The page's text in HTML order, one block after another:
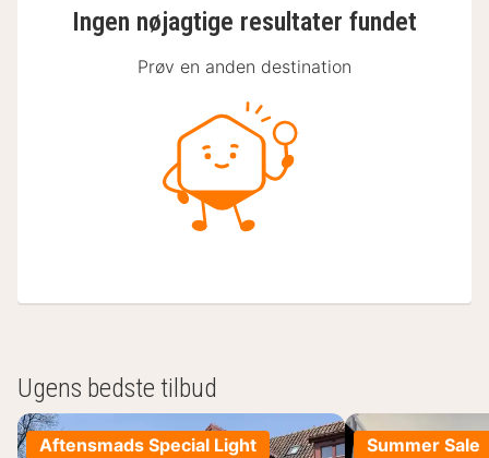
Ingen nøjagtige resultater fundet
Prøv en anden destination
Ugens bedste tilbud
Aftensmads Special Light Summer Sale